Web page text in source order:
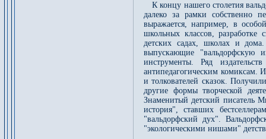
К концу нашего столетия
далеко за рамки собственно
выражается, например, в
школьных классов, разработке
детских садах, школах и
выпускающие "вальдорфскую
инструменты. Ряд
антипедагогическим комиксам.
и толкователей сказок.
другие формы творческой
Знаменитый детский писатель
история", ставших
"вальдорфский дух".
"экологическими нишами"